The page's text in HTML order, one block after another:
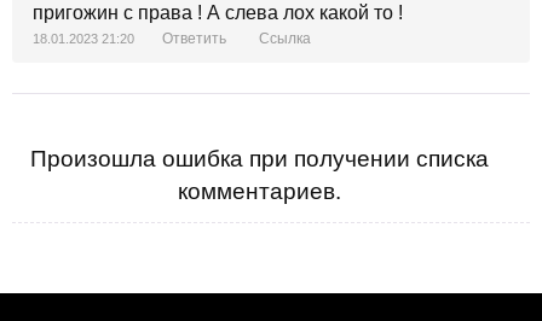
пригожин с права ! А слева лох какой то !
18.01.2023 21:20 Ответить Ссылка
Произошла ошибка при получении списка
комментариев.